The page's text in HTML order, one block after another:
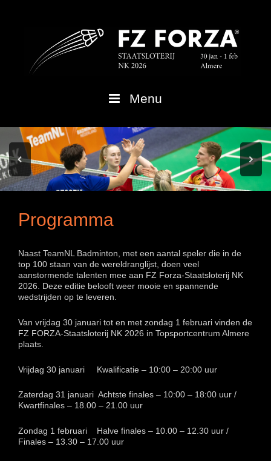
Menu
Programma
Naast TeamNL Badminton, met een aantal speler die in de
top 100 staan van de wereldranglijst, doen veel
aanstormende talenten mee aan FZ Forza-Staatsloterij NK
2026. Deze editie belooft weer mooie en spannende
wedstrijden op te leveren.
Van vrijdag 30 januari tot en met zondag 1 februari vinden de
FZ FORZA-Staatsloterij NK 2026 in Topsportcentrum Almere
plaats.
Vrijdag 30 januari Kwalificatie – 10:00 – 20:00 uur
Zaterdag 31 januari Achtste finales – 10:00 – 18:00 uur /
Kwartfinales – 18.00 – 21.00 uur
Zondag 1 februari Halve finales – 10.00 – 12.30 uur /
Finales – 13.30 – 17.00 uur